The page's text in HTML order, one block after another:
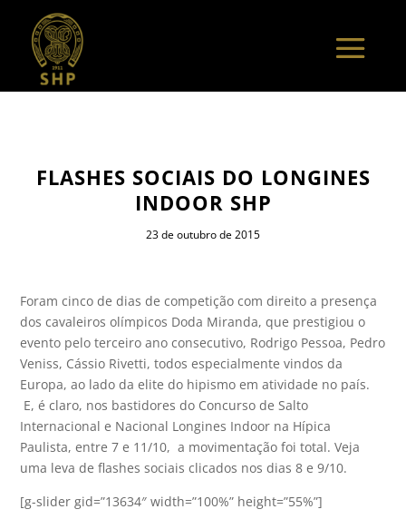
FLASHES SOCIAIS DO LONGINES
INDOOR SHP
23 de outubro de 2015
Foram cinco de dias de competição com direito a presença
dos cavaleiros olímpicos Doda Miranda, que prestigiou o
evento pelo terceiro ano consecutivo, Rodrigo Pessoa, Pedro
Veniss, Cássio Rivetti, todos especialmente vindos da
Europa, ao lado da elite do hipismo em atividade no país.
E, é claro, nos bastidores do Concurso de Salto
Internacional e Nacional Longines Indoor na Hípica
Paulista, entre 7 e 11/10, a movimentação foi total. Veja
uma leva de flashes sociais clicados nos dias 8 e 9/10.
[g-slider gid=”13634″ width=”100%” height=”55%”]